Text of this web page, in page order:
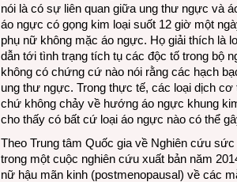
nói là có sự liên quan giữa ung thư ngực và
áo ngực có gọng kim loại suốt 12 giờ một
phụ nữ không mặc áo ngực. Họ giải thích là
dẫn tới tình trạng tích tụ các độc tố trong bộ
không có chứng cứ nào nói rằng các hạch
ung thư ngực. Trong thực tế, các loại dịch
chứ không chảy về hướng áo ngực khung
cho thấy có bất cứ loại áo ngực nào có thể
Theo Trung tâm Quốc gia về Nghiên cứu
trong một cuộc nghiên cứu xuất bản năm
nữ hậu mãn kinh (postmenopausal) về các